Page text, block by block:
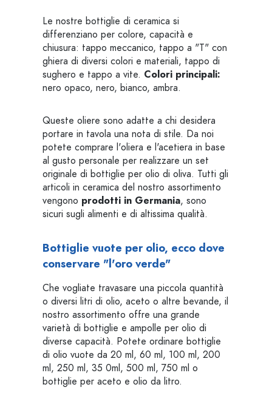
Le nostre bottiglie di ceramica si
differenziano per colore, capacità e
chiusura: tappo meccanico, tappo a "T" con
ghiera di diversi colori e materiali, tappo di
sughero e tappo a vite. Colori principali:
nero opaco, nero, bianco, ambra.
Queste oliere sono adatte a chi desidera
portare in tavola una nota di stile. Da noi
potete comprare l'oliera e l'acetiera in base
al gusto personale per realizzare un set
originale di bottiglie per olio di oliva. Tutti gli
articoli in ceramica del nostro assortimento
vengono prodotti in Germania, sono
sicuri sugli alimenti e di altissima qualità.
Bottiglie vuote per olio, ecco dove
conservare "l'oro verde"
Che vogliate travasare una piccola quantità
o diversi litri di olio, aceto o altre bevande, il
nostro assortimento offre una grande
varietà di bottiglie e ampolle per olio di
diverse capacità. Potete ordinare bottiglie
di olio vuote da 20 ml, 60 ml, 100 ml, 200
ml, 250 ml, 35 0ml, 500 ml, 750 ml o
bottiglie per aceto e olio da litro.